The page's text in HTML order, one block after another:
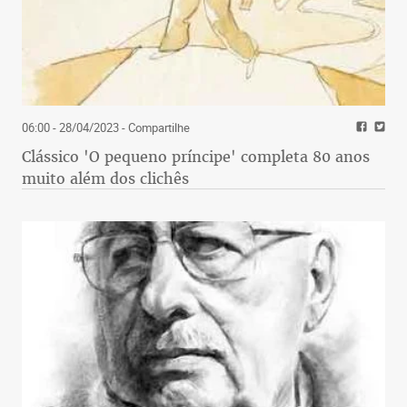
06:00 - 28/04/2023- Compartilhe
Clássico 'O pequeno príncipe' completa 80 anos
muito além dos clichês